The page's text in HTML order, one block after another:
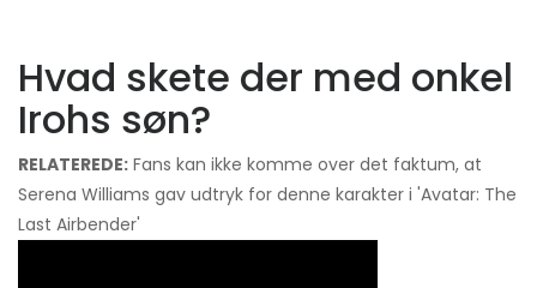
Hvad skete der med onkel
Irohs søn?
RELATEREDE: Fans kan ikke komme over det faktum, at
Serena Williams gav udtryk for denne karakter i 'Avatar: The
Last Airbender'